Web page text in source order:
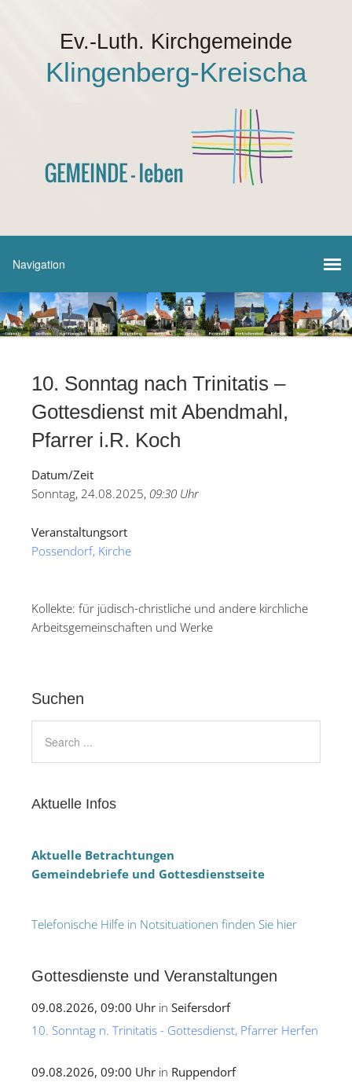
Ev.-Luth. Kirchgemeinde
Klingenberg-Kreischa
10. Sonntag nach Trinitatis –
Gottesdienst mit Abendmahl,
Pfarrer i.R. Koch
Datum/Zeit
Sonntag, 24.08.2025, 09:30 Uhr
Veranstaltungsort
Possendorf, Kirche
Kollekte: für jüdisch-christliche und andere kirchliche
Arbeitsgemeinschaften und Werke
Suchen
Aktuelle Infos
Aktuelle Betrachtungen
Gemeindebriefe und Gottesdienstseite
Telefonische Hilfe in Notsituationen finden Sie hier
Gottesdienste und Veranstaltungen
09.08.2026, 09:00 Uhr in Seifersdorf
10. Sonntag n. Trinitatis - Gottesdienst, Pfarrer Herfen
09.08.2026, 09:00 Uhr in Ruppendorf